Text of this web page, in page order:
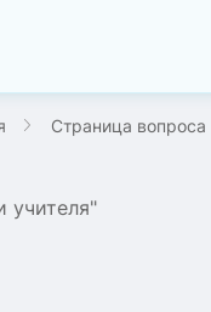
Страница вопроса
учителя"